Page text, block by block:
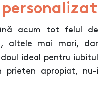
acum tot felul de
altele mai mari, dar
ideal pentru iubitul
apropiat, nu-i